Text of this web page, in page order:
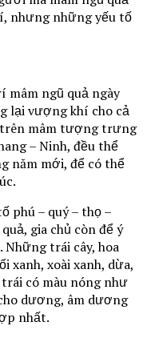
nhưng những yếu tố
mâm ngũ quả ngày
lại vượng khí cho cả
mâm tượng trưng
– Ninh, đều thể
năm mới, để có thể
phú – quý – thọ –
gia chủ còn để ý
Những trái cây, hoa
xanh, xoài xanh, dừa,
có màu nóng như
dương, âm dương
nhất.